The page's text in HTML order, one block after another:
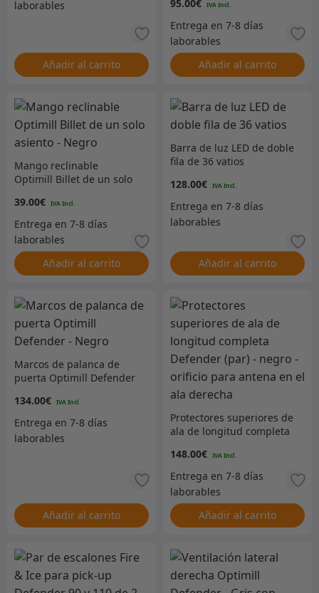
Añadir al carrito
Standard – PRECIO DE
ENERO – KBX4211L
95.00€
Añadir al carrito
Mango reclinable
Optimill Billet de un solo
39.00€
Añadir al carrito
Barra de luz LED de doble
fila de 36 vatios
128.00€
Añadir al carrito
Marcos de palanca de
puerta Optimill Defender
134.00€
Añadir al carrito
Protectores superiores de
ala de longitud completa
orificio para antena en el
ala derecha
148.00€
Añadir al carrito